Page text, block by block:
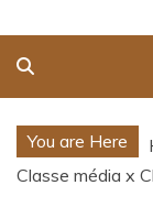
You are Here
Classe média x